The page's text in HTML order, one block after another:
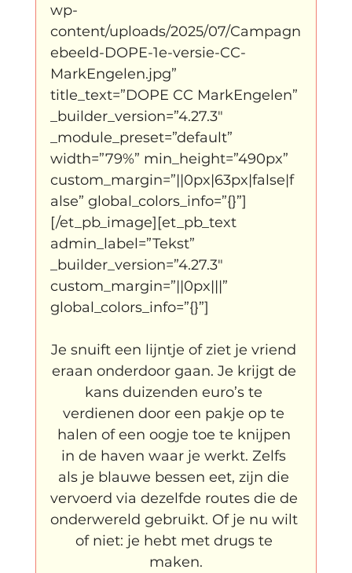
wp-
content/uploads/2025/07/Campagn
ebeeld-DOPE-1e-versie-CC-
MarkEngelen.jpg”
title_text=”DOPE CC MarkEngelen”
_builder_version=”4.27.3″
_module_preset=”default”
width=”79%” min_height=”490px”
custom_margin=”||0px|63px|false|f
alse” global_colors_info=”{}”]
[/et_pb_image][et_pb_text
admin_label=”Tekst”
_builder_version=”4.27.3″
custom_margin=”||0px|||”
global_colors_info=”{}”]
Je snuift een lijntje of ziet je vriend
eraan onderdoor gaan. Je krijgt de
kans duizenden euro’s te
verdienen door een pakje op te
halen of een oogje toe te knijpen
in de haven waar je werkt. Zelfs
als je blauwe bessen eet, zijn die
vervoerd via dezelfde routes die de
onderwereld gebruikt. Of je nu wilt
of niet: je hebt met drugs te
maken.